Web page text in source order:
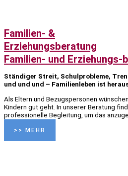
Familien- &
Erziehungsberatung
Familien- und Erziehungs-
Ständiger Streit, Schulprobleme,
und und und – Familienleben ist
Als Eltern und Bezugspersonen
Kindern gut geht. In unserer Beratung
professionelle Begleitung, um das
>> MEHR